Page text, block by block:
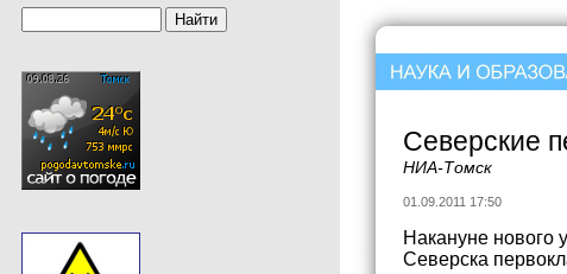
Северские
НИА-Томск
01.09.2011 17:50
Накануне нового
Северска